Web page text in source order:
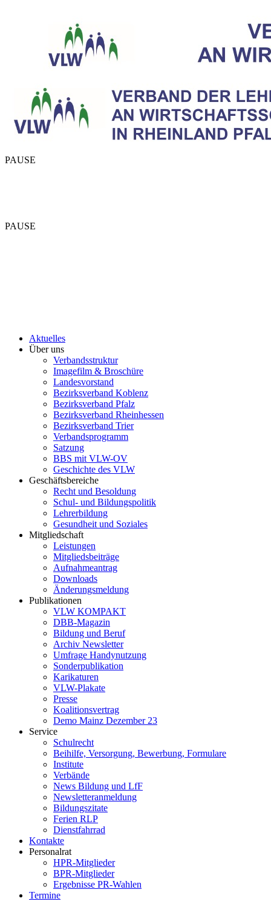
PAUSE
PAUSE
Aktuelles
Über uns
Verbandsstruktur
Imagefilm & Broschüre
Landesvorstand
Bezirksverband Koblenz
Bezirksverband Pfalz
Bezirksverband Rheinhessen
Bezirksverband Trier
Verbandsprogramm
Satzung
BBS mit VLW-OV
Geschichte des VLW
Geschäftsbereiche
Recht und Besoldung
Schul- und Bildungspolitik
Lehrerbildung
Gesundheit und Soziales
Mitgliedschaft
Leistungen
Mitgliedsbeiträge
Aufnahmeantrag
Downloads
Änderungsmeldung
Publikationen
VLW KOMPAKT
DBB-Magazin
Bildung und Beruf
Archiv Newsletter
Umfrage Handynutzung
Sonderpublikation
Karikaturen
VLW-Plakate
Presse
Koalitionsvertrag
Demo Mainz Dezember 23
Service
Schulrecht
Beihilfe, Versorgung, Bewerbung, Formulare
Institute
Verbände
News Bildung und LfF
Newsletteranmeldung
Bildungszitate
Ferien RLP
Dienstfahrrad
Kontakte
Personalrat
HPR-Mitglieder
BPR-Mitglieder
Ergebnisse PR-Wahlen
Termine